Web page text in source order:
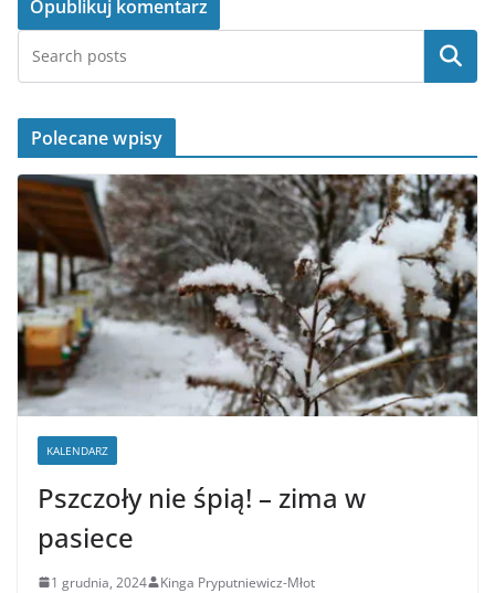
Szukaj
Polecane wpisy
KALENDARZ
Pszczoły nie śpią! – zima w
pasiece
1 grudnia, 2024 Kinga Pryputniewicz-Młot